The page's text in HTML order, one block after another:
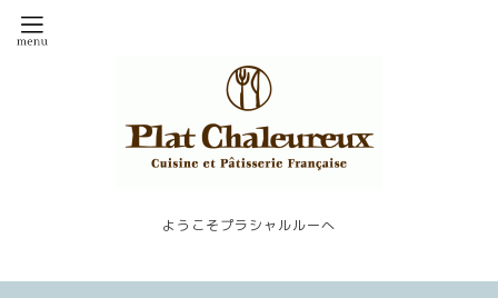
ようこそプラシャルルーへ